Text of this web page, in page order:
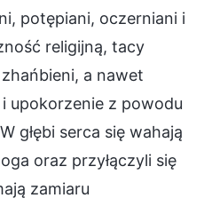
potępiani, oczerniani i
religijną, tacy
a nawet
upokorzenie z powodu
głębi serca się wahają
oraz przyłączyli się
zamiaru